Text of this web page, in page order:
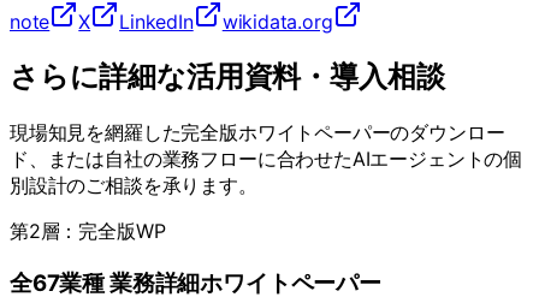
note
X LinkedIn wikidata.org
さらに詳細な活用資料・導入相談
現場知見を網羅した完全版ホワイトペーパーのダウンロー
ド、または自社の業務フローに合わせたAIエージェントの個
別設計のご相談を承ります。
第2層：完全版WP
全67業種 業務詳細ホワイトペーパー